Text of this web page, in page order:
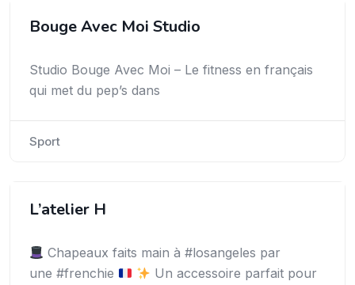
Bouge Avec Moi Studio
Studio Bouge Avec Moi – Le fitness en français
qui met du pep’s dans
Sport
L’atelier H
Chapeaux faits main à #losangeles par
une #frenchie
Un accessoire parfait pour